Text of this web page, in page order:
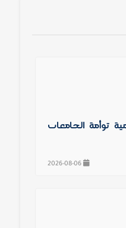
توأمة الجامعات
2026-08-06